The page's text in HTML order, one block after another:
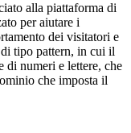
alla piattaforma di
per aiutare i
dei visitatori e
tipo pattern, in cui il
di numeri e lettere, che
che imposta il